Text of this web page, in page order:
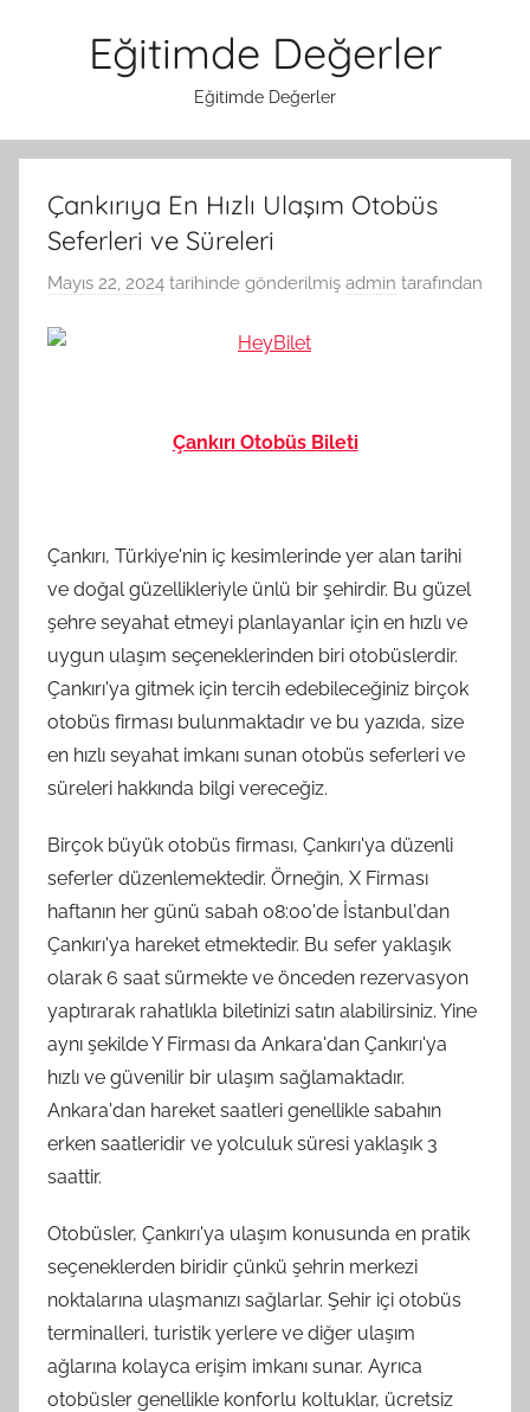
Eğitimde Değerler
Eğitimde Değerler
Çankırıya En Hızlı Ulaşım Otobüs
Seferleri ve Süreleri
Mayıs 22, 2024 tarihinde gönderilmiş admin tarafından
Çankırı Otobüs Bileti
Çankırı, Türkiye'nin iç kesimlerinde yer alan tarihi
ve doğal güzellikleriyle ünlü bir şehirdir. Bu güzel
şehre seyahat etmeyi planlayanlar için en hızlı ve
uygun ulaşım seçeneklerinden biri otobüslerdir.
Çankırı'ya gitmek için tercih edebileceğiniz birçok
otobüs firması bulunmaktadır ve bu yazıda, size
en hızlı seyahat imkanı sunan otobüs seferleri ve
süreleri hakkında bilgi vereceğiz.
Birçok büyük otobüs firması, Çankırı'ya düzenli
seferler düzenlemektedir. Örneğin, X Firması
haftanın her günü sabah 08:00'de İstanbul'dan
Çankırı'ya hareket etmektedir. Bu sefer yaklaşık
olarak 6 saat sürmekte ve önceden rezervasyon
yaptırarak rahatlıkla biletinizi satın alabilirsiniz. Yine
aynı şekilde Y Firması da Ankara'dan Çankırı'ya
hızlı ve güvenilir bir ulaşım sağlamaktadır.
Ankara'dan hareket saatleri genellikle sabahın
erken saatleridir ve yolculuk süresi yaklaşık 3
saattir.
Otobüsler, Çankırı'ya ulaşım konusunda en pratik
seçeneklerden biridir çünkü şehrin merkezi
noktalarına ulaşmanızı sağlarlar. Şehir içi otobüs
terminalleri, turistik yerlere ve diğer ulaşım
ağlarına kolayca erişim imkanı sunar. Ayrıca
otobüsler genellikle konforlu koltuklar, ücretsiz